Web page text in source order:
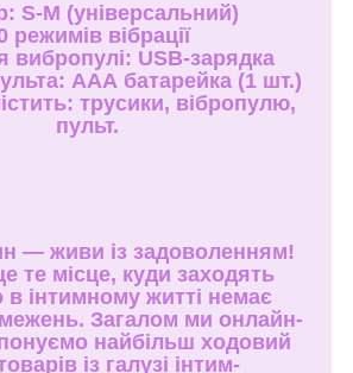
S-M (універсальний)
режимів вібрації
вибропулі: USB-зарядка
ААА батарейка (1 шт.)
трусики, вібропулю,
пульт.
— живи із задоволенням!
те місце, куди заходять
в інтимному житті немає
Загалом ми онлайн-
найбільш ходовий
із галузі інтим-